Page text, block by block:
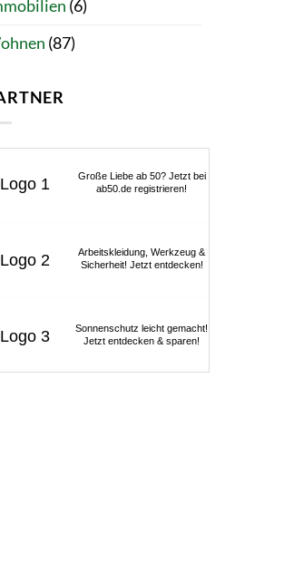
(6)
(87)
Große Liebe ab 50? Jetzt bei
ab50.de registrieren!
Arbeitskleidung, Werkzeug &
Sicherheit! Jetzt entdecken!
Sonnenschutz leicht gemacht!
Jetzt entdecken & sparen!